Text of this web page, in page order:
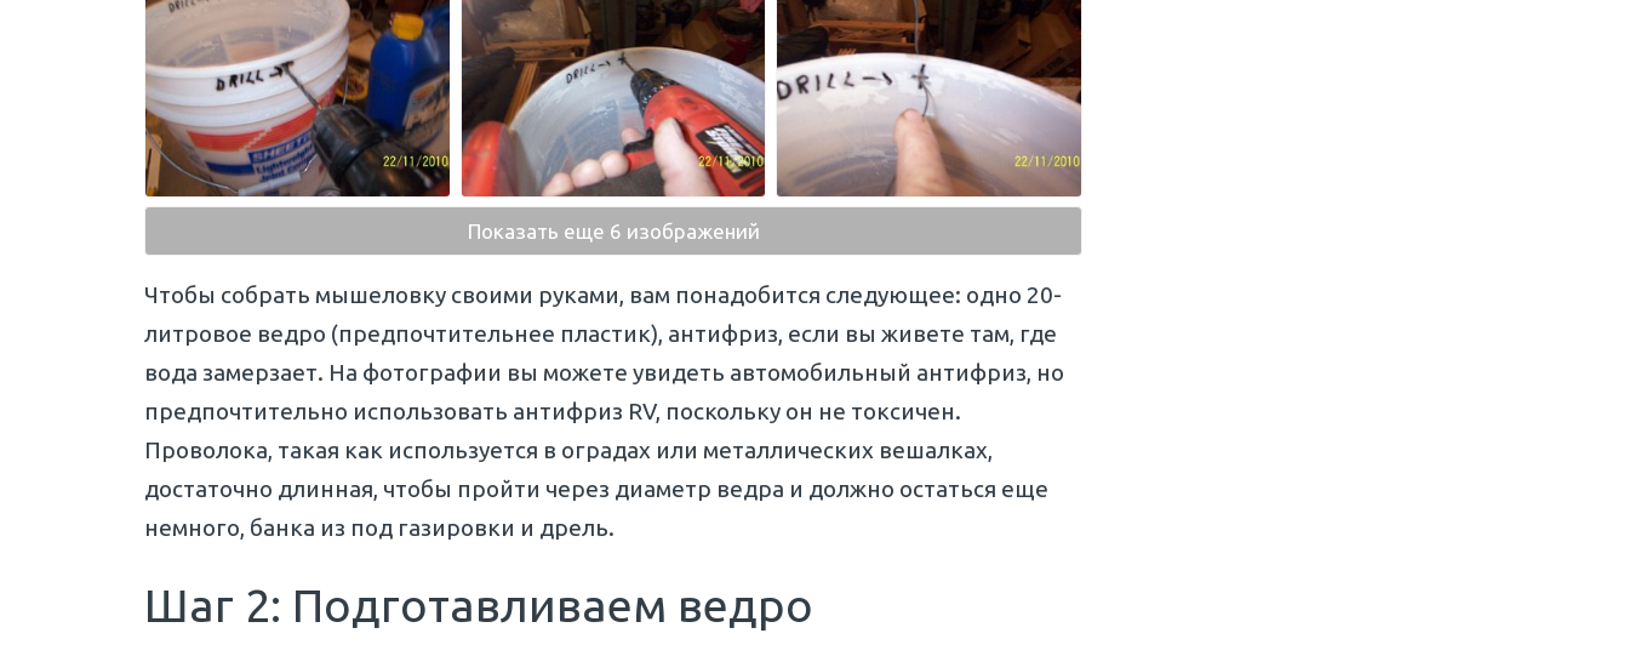
Показать еще 6 изображений
Чтобы собрать мышеловку своими руками, вам понадобится следующее: одно 20-
литровое ведро (предпочтительнее пластик), антифриз, если вы живете там, где
вода замерзает. На фотографии вы можете увидеть автомобильный антифриз, но
предпочтительно использовать антифриз RV, поскольку он не токсичен.
Проволока, такая как используется в оградах или металлических вешалках,
достаточно длинная, чтобы пройти через диаметр ведра и должно остаться еще
немного, банка из под газировки и дрель.
Шаг 2: Подготавливаем ведро